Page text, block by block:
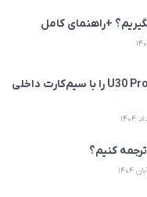
+راهنمای کامل
شرکت ZTE روتر 5G مدل U30 Pro را با سیم‌کارت داخلی
کنیم؟